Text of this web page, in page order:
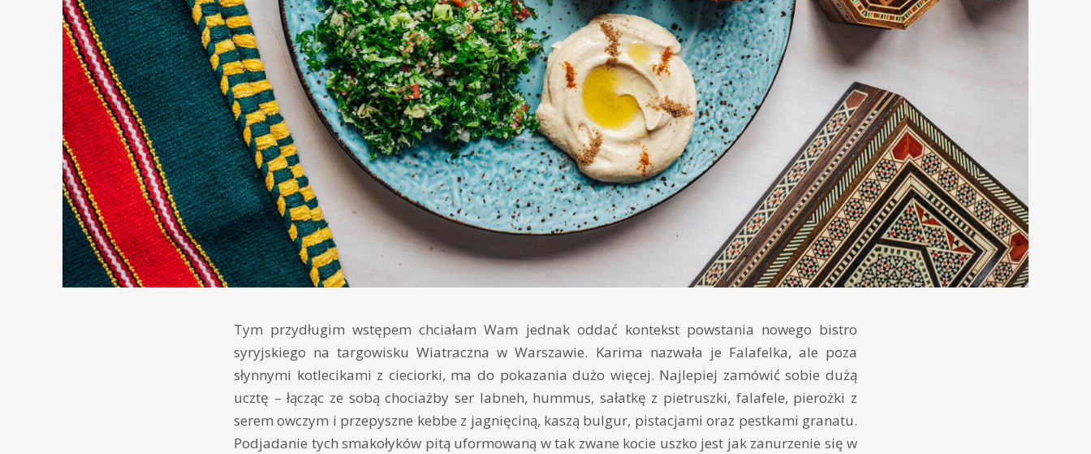
Tym przydługim wstępem chciałam Wam jednak oddać kontekst powstania nowego bistro
syryjskiego na targowisku Wiatraczna w Warszawie. Karima nazwała je Falafelka, ale poza
słynnymi kotlecikami z cieciorki, ma do pokazania dużo więcej. Najlepiej zamówić sobie dużą
ucztę – łącząc ze sobą chociażby ser labneh, hummus, sałatkę z pietruszki, falafele, pierożki z
serem owczym i przepyszne kebbe z jagnięciną, kaszą bulgur, pistacjami oraz pestkami granatu.
Podjadanie tych smakołyków pitą uformowaną w tak zwane kocie uszko jest jak zanurzenie się w